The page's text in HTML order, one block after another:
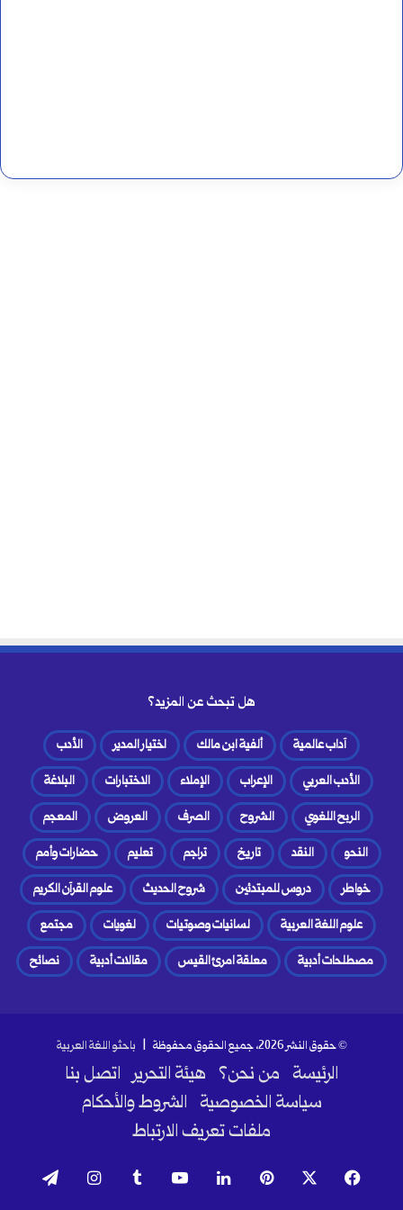
هل تبحث عن المزيد؟
آداب عالمية ألفية ابن مالك اختيار المدير
الأدب
الأدب العربي
الإعراب الإملاء الاختبارات
البلاغة
الربح اللغوي
الشروح الصرف العروض
المعجم
النحو
النقد تاريخ تراجم تعليم
حضارات وأمم
خواطر
دروس للمبتدئين شروح الحديث
علوم القرآن الكريم
علوم اللغة العربية
لسانيات وصوتيات لغويات
مجتمع
مصطلحات أدبية
معلقة امرئ القيس مقالات أدبية نصائح
© حقوق النشر 2026، جميع الحقوق محفوظة | باحثو اللغة العربية
الرئيسة من نحن؟ هيئة التحرير اتصل بنا
سياسة الخصوصية الشروط والأحكام
ملفات تعريف الارتباط
فيسبوك بينتيريست لينكدإن ‫YouTube انستقرام